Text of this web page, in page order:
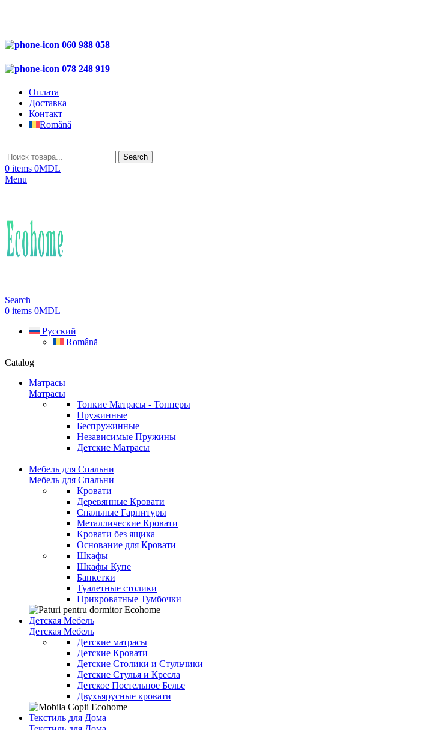
060 988 058
078 248 919
Оплата
Доставка
Контакт
Română
Search
0 items 0MDL
Menu
Search
0 items 0MDL
Русский
Română
Catalog
Матрасы
Матрасы
Тонкие Матрасы - Топперы
Пружинные
Беспружинные
Независимые Пружины
Детские Матрасы
Мебель для Спальни
Мебель для Спальни
Кровати
Деревянные Кровати
Спальные Гарнитуры
Металлические Кровати
Кровати без ящика
Основание для Кровати
Шкафы
Шкафы Купе
Банкетки
Туалетные столики
Прикроватные Тумбочки
Детская Мебель
Детская Мебель
Детские матрасы
Детские Кровати
Детские Столики и Стульчики
Детские Стулья и Кресла
Детское Постельное Белье
Двухъярусные кровати
Текстиль для Дома